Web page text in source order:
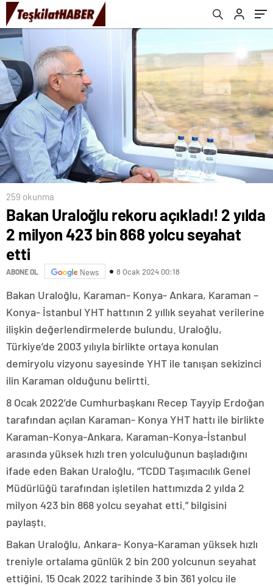
259 okunma
Bakan Uraloğlu rekoru açıkladı! 2 yılda
2 milyon 423 bin 868 yolcu seyahat
etti
ABONE OL News 8 Ocak 2024 00:18
Bakan Uraloğlu, Karaman- Konya- Ankara, Karaman –
Konya- İstanbul YHT hattının 2 yıllık seyahat verilerine
ilişkin değerlendirmelerde bulundu. Uraloğlu,
Türkiye’de 2003 yılıyla birlikte ortaya konulan
demiryolu vizyonu sayesinde YHT ile tanışan sekizinci
ilin Karaman olduğunu belirtti.
8 Ocak 2022’de Cumhurbaşkanı Recep Tayyip Erdoğan
tarafından açılan Karaman- Konya YHT hattı ile birlikte
Karaman-Konya-Ankara, Karaman-Konya-İstanbul
arasında yüksek hızlı tren yolculuğunun başladığını
ifade eden Bakan Uraloğlu, “TCDD Taşımacılık Genel
Müdürlüğü tarafından işletilen hattımızda 2 yılda 2
milyon 423 bin 868 yolcu seyahat etti.” bilgisini
paylaştı.
Bakan Uraloğlu, Ankara- Konya-Karaman yüksek hızlı
treniyle ortalama günlük 2 bin 200 yolcunun seyahat
ettiğini, 15 Ocak 2022 tarihinde 3 bin 361 yolcu ile